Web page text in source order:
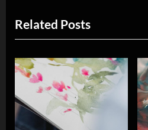
o
u
s
P
s
t
t
P
o
s
:
Related Posts